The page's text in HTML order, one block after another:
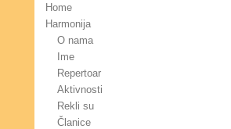
Home
Harmonija
O nama
Ime
Repertoar
Aktivnosti
Rekli su
Članice